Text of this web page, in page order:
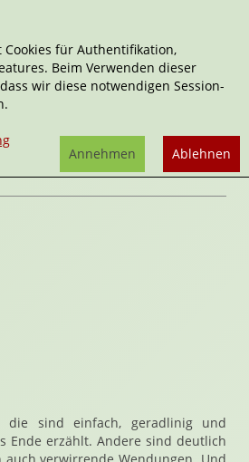
Verwindungen
die sind einfach, geradlinig und
Ende erzählt. Andere sind deutlich
Cookies für Authentifikation,
Beim Verwenden dieser
wir diese notwendigen Session-
Ablehnen
Annehmen